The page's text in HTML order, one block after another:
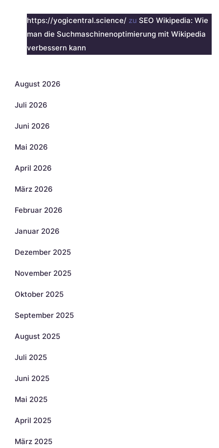
https://yogicentral.science/ zu SEO Wikipedia: Wie
man die Suchmaschinenoptimierung mit Wikipedia
verbessern kann
August 2026
Juli 2026
Juni 2026
Mai 2026
April 2026
März 2026
Februar 2026
Januar 2026
Dezember 2025
November 2025
Oktober 2025
September 2025
August 2025
Juli 2025
Juni 2025
Mai 2025
April 2025
März 2025